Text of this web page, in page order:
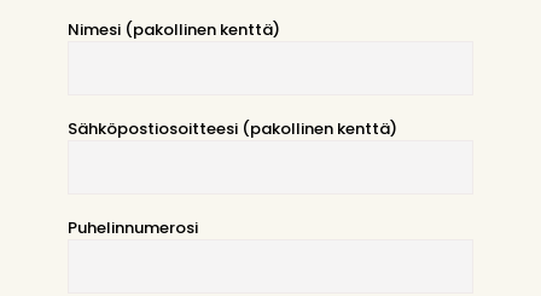
Nimesi (pakollinen kenttä)
Sähköpostiosoitteesi (pakollinen kenttä)
Puhelinnumerosi